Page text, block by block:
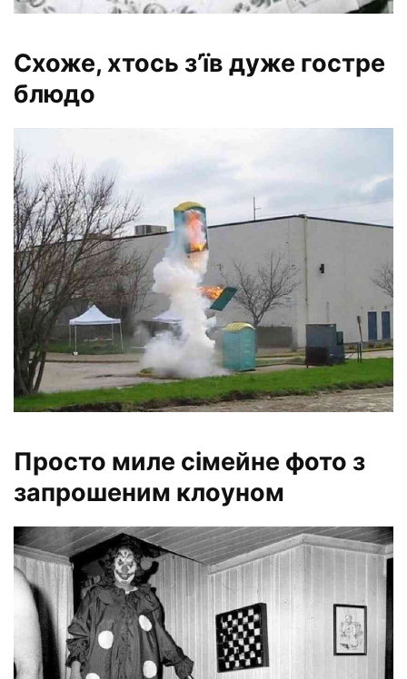
Схоже, хтось з’їв дуже гостре
блюдо
Просто миле сімейне фото з
запрошеним клоуном